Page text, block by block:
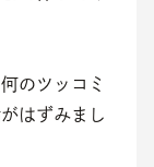
のツッコミ
はずみまし